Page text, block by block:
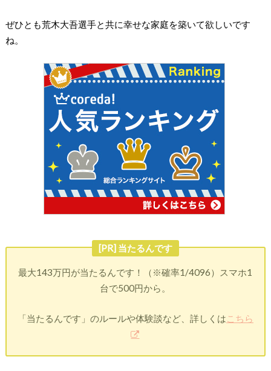
ぜひとも荒木大吾選手と共に幸せな家庭を築いて欲しいです
ね。
[PR] 当たるんです
最大143万円が当たるんです！（※確率1/4096）スマホ1
台で500円から。
「当たるんです」のルールや体験談など、詳しくは こちら